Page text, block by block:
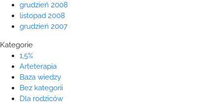
grudzień 2008
listopad 2008
grudzień 2007
Kategorie
1,5%
Arteterapia
Baza wiedzy
Bez kategorii
Dla rodziców